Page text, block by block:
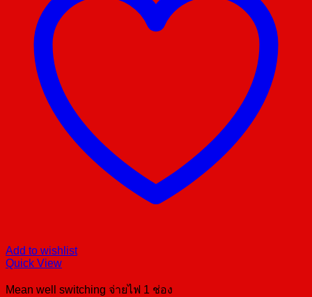
Add to wishlist
Quick View
Mean well switching จ่ายไฟ 1 ช่อง